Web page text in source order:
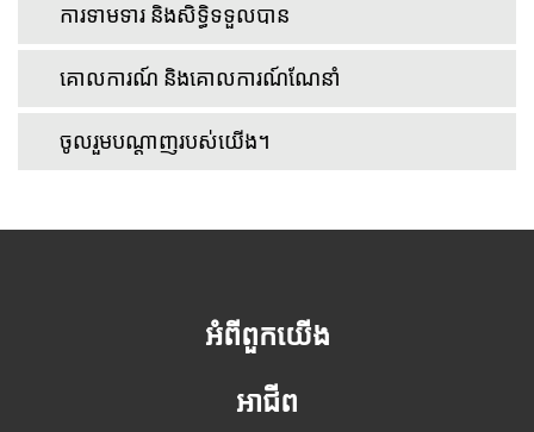
ការទាមទារ និងសិទ្ធិទទួលបាន
គោលការណ៍ និងគោលការណ៍ណែនាំ
ចូលរួមបណ្តាញរបស់យើង។
អំពីពួកយើង
អាជីព